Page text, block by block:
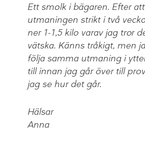
Ett smolk i bägaren. Efter
utmaningen strikt i två
ner 1-1,5 kilo varav jag tror
vätska. Känns tråkigt, men
följa samma utmaning i
till innan jag går över till
jag se hur det går.
Hälsar
Anna